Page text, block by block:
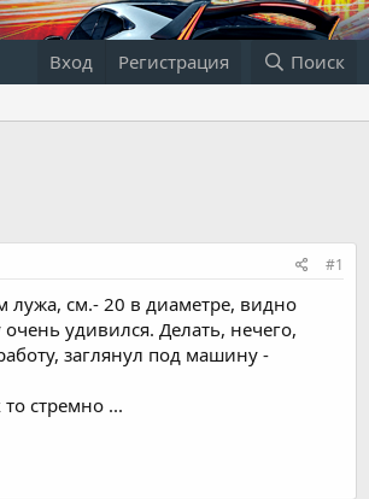
Вход Регистрация Поиск
#1
лужа, см.- 20 в диаметре, видно
удивился. Делать, нечего,
заглянул под машину -
стремно ...